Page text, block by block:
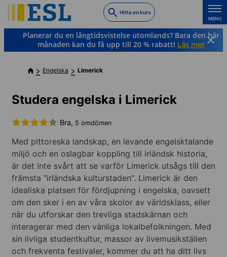
to
main
content
Hitta en kurs
MENU
Planerar du en långtidsvistelse utomlands? Bara den här
månaden kan du få upp till 20 % rabatt! Läs mer
Engelska Limerick
Studera engelska i Limerick
Bra, 5 omdömen
Med pittoreska landskap, en levande engelsktalande
miljö och en oslagbar koppling till irländsk historia,
är det inte svårt att se varför Limerick utsågs till den
främsta "irländska kulturstaden". Limerick är den
idealiska platsen för fördjupning i engelska, oavsett
om den sker i en av våra skolor av världsklass, eller
när du utforskar den trevliga stadskärnan och
interagerar med den vänliga lokalbefolkningen. Med
sin livliga studentkultur, massor av livemusikställen
och frekventa festivaler, kommer du att ha ditt livs